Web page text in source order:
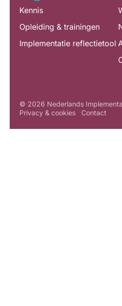
Kennis
Opleiding & trainingen
Implementatie reflectietool
© 2026 Nederlands
Privacy & cookies
Contact